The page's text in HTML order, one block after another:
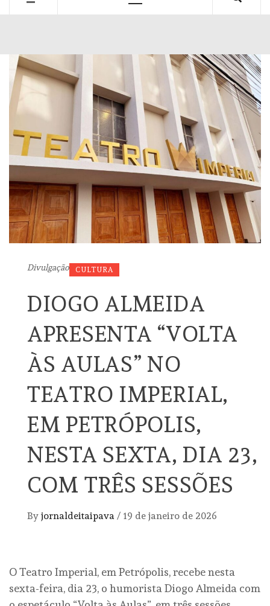
Divulgação CULTURA
DIOGO ALMEIDA
APRESENTA “VOLTA
ÀS AULAS” NO
TEATRO IMPERIAL,
EM PETRÓPOLIS,
NESTA SEXTA, DIA 23,
COM TRÊS SESSÕES
By jornaldeitaipava / 19 de janeiro de 2026
O Teatro Imperial, em Petrópolis, recebe nesta
sexta-feira, dia 23, o humorista Diogo Almeida com